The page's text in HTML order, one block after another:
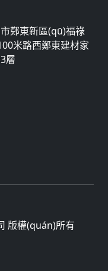
鄭東新區(qū)福祿
米路西鄭東建材家
層
版權(quán)所有